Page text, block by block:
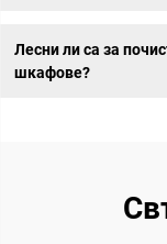
Лесни ли са за
шкафове?